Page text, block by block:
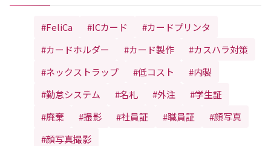
#FeliCa #ICカード
#カードプリンタ
#カードホルダー
#カード製作
#カスハラ対策
#ネックストラップ
#低コスト
#内製
#勤怠システム
#名札 #外注
#学生証
#廃棄
#撮影 #社員証 #職員証
#顔写真
#顔写真撮影